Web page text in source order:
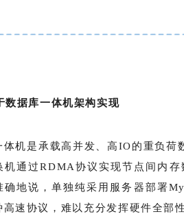
数据库一体机架构实现
体机是承载高并发、高IO的重负
机通过RDMA协议实现节点间内
确地说，单独纯采用服务器部署
高速协议，难以充分发挥硬件全部